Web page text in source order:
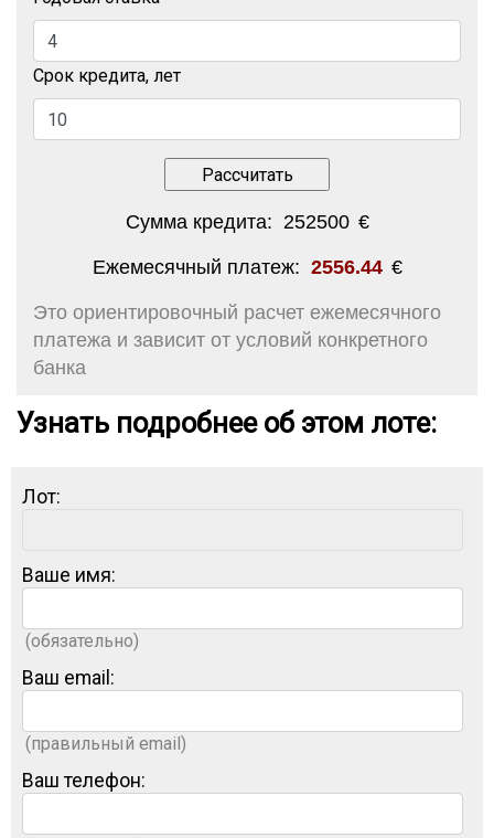
Срок кредита, лет
Сумма кредита: 252500 €
Ежемесячный платеж: 2556.44 €
Это ориентировочный расчет ежемесячного
платежа и зависит от условий конкретного
банка
Узнать подробнее об этом лоте:
Лот:
Ваше имя:
(обязательно)
Ваш email:
(правильный email)
Ваш телефон: